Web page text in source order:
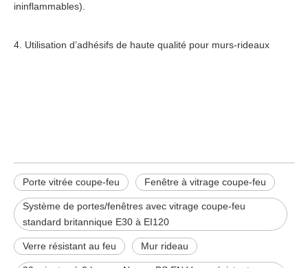
ininflammables).
4. Utilisation d’adhésifs de haute qualité pour murs-rideaux
Porte vitrée coupe-feu Fenêtre à vitrage coupe-feu
Système de portes/fenêtres avec vitrage coupe-feu
standard britannique E30 à EI120
Verre résistant au feu Mur rideau